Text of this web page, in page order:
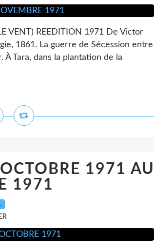
VENT) REEDITION 1971 De Victor
1861. La guerre de Sécession entre
Tara, dans la plantation de la
1971 AU
1971